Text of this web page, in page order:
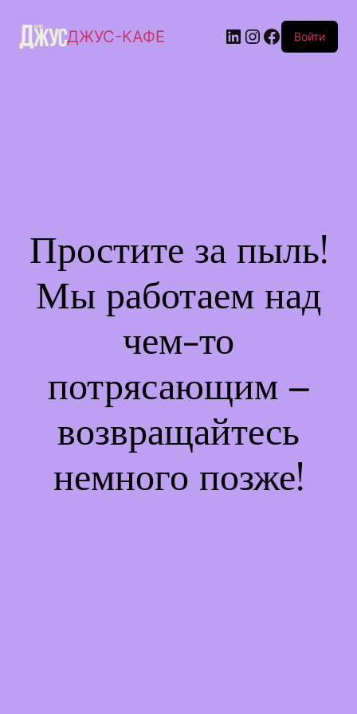
ДЖУС-КАФЕ Войти
Простите за пыль!
Мы работаем над
чем-то
потрясающим –
возвращайтесь
немного позже!